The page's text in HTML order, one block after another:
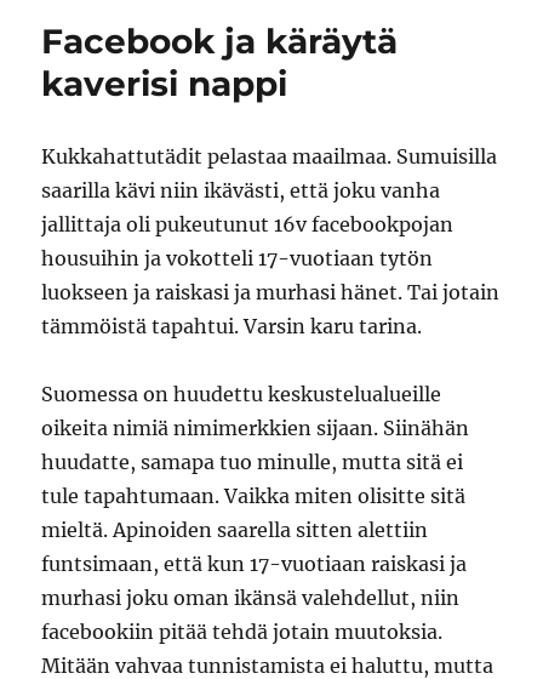
eh
Facebook ja käräytä
kaverisi nappi
Kukkahattutädit pelastaa maailmaa. Sumuisilla
saarilla kävi niin ikävästi, että joku vanha
jallittaja oli pukeutunut 16v facebookpojan
housuihin ja vokotteli 17-vuotiaan tytön
luokseen ja raiskasi ja murhasi hänet. Tai jotain
tämmöistä tapahtui. Varsin karu tarina.
Suomessa on huudettu keskustelualueille
oikeita nimiä nimimerkkien sijaan. Siinähän
huudatte, samapa tuo minulle, mutta sitä ei
tule tapahtumaan. Vaikka miten olisitte sitä
mieltä. Apinoiden saarella sitten alettiin
funtsimaan, että kun 17-vuotiaan raiskasi ja
murhasi joku oman ikänsä valehdellut, niin
facebookiin pitää tehdä jotain muutoksia.
Mitään vahvaa tunnistamista ei haluttu, mutta